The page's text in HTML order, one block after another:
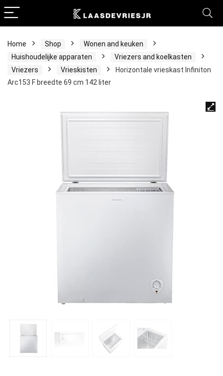
Home Shop
Wonen and keuken
Huishoudelijke apparaten
Vriezers and koelkasten
Vriezers
Vrieskisten
Horizontale vrieskast Infiniton
Arc153 F breedte 69 cm 142 liter